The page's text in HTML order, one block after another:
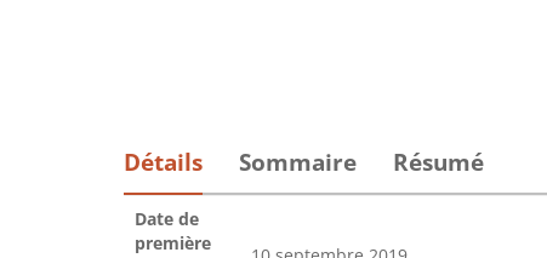
Détails Sommaire Résumé
Date de
première